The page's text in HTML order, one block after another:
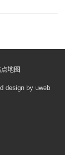
地图
design by uweb